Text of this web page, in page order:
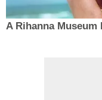
A Rihanna